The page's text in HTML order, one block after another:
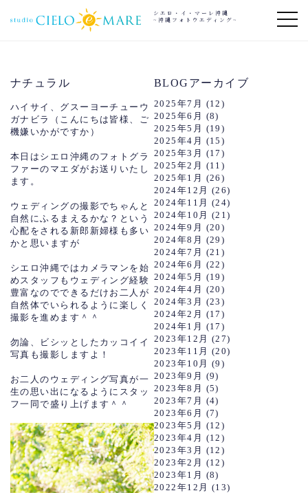
シエロ・イ・マーレ沖縄
~沖縄フォトウエディング~
ナチュラル
ハイサイ、グスーヨーチューウ
ガナビラ（こんにちは皆様、ご
機嫌いかがですか）
本日はシエロ沖縄のフォトグラ
ファーのマエダがお送りいたし
ます。
ウェディングの撮影でちゃんと
自然にふるまえるかな？という
心配をされる新郎新婦様も多い
かと思いますが
シエロ沖縄ではカメラマンを始
めスタッフもウェディング経験
豊富なのでできるだけお二人が
自然体でいられるように楽しく
撮影を進めます＾＾
勿論、ビシッとしたカッコイイ
写真も撮影しますよ！
お二人のウェディング写真が一
生の思い出になるようにスタッ
フ一同で盛り上げます＾＾
BLOGアーカイブ
2025年7月 (12)
2025年6月 (8)
2025年5月 (19)
2025年4月 (15)
2025年3月 (17)
2025年2月 (11)
2025年1月 (26)
2024年12月 (26)
2024年11月 (24)
2024年10月 (21)
2024年9月 (20)
2024年8月 (29)
2024年7月 (21)
2024年6月 (22)
2024年5月 (19)
2024年4月 (20)
2024年3月 (23)
2024年2月 (17)
2024年1月 (17)
2023年12月 (27)
2023年11月 (20)
2023年10月 (9)
2023年9月 (9)
2023年8月 (5)
2023年7月 (4)
2023年6月 (7)
2023年5月 (12)
2023年4月 (12)
2023年3月 (12)
2023年2月 (12)
2023年1月 (8)
2022年12月 (13)